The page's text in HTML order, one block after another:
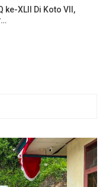
ke-XLII Di Koto VII,